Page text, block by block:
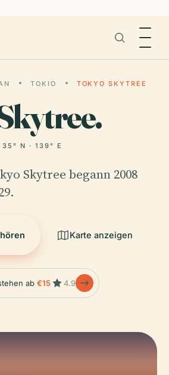
TOKIO TOKYO SKYTREE
35° N · 139° E
Skytree begann 2008
Karte anzeigen
ab €15 4.9